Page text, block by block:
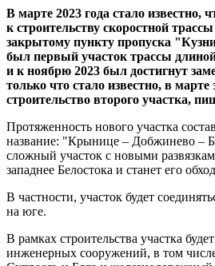
В марте 2023 года стало известно,
к строительству скоростной
закрытому пункту пропуска
был первый участок трассы
и к ноябрю 2023 был достигнут
только что стало известно, в марте
строительство второго участка,
Протяженность нового участка
название: "Крынице – Добжинево –
сложный участок с новыми
западнее Белостока и станет его
В частности, участок будет
на юге.
В рамках строительства участка
инженерных сооружений, в том